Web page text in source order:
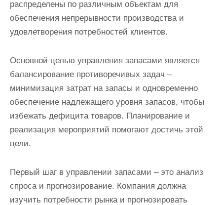
распределены по различным объектам для
обеспечения непрерывности производства и
удовлетворения потребностей клиентов.
Основной целью управления запасами является
балансирование противоречивых задач –
минимизация затрат на запасы и одновременно
обеспечение надлежащего уровня запасов, чтобы
избежать дефицита товаров. Планирование и
реализация мероприятий помогают достичь этой
цели.
Первый шаг в управлении запасами – это анализ
спроса и прогнозирование. Компания должна
изучить потребности рынка и прогнозировать